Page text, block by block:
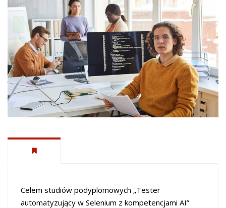
Celem studiów podyplomowych „Tester
automatyzujący w Selenium z kompetencjami AI”